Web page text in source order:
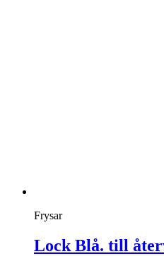
Frysar
Lock Blå. till